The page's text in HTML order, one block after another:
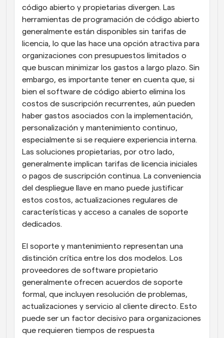
código abierto y propietarias divergen. Las
herramientas de programación de código abierto
generalmente están disponibles sin tarifas de
licencia, lo que las hace una opción atractiva para
organizaciones con presupuestos limitados o
que buscan minimizar los gastos a largo plazo. Sin
embargo, es importante tener en cuenta que, si
bien el software de código abierto elimina los
costos de suscripción recurrentes, aún pueden
haber gastos asociados con la implementación,
personalización y mantenimiento continuo,
especialmente si se requiere experiencia interna.
Las soluciones propietarias, por otro lado,
generalmente implican tarifas de licencia iniciales
o pagos de suscripción continua. La conveniencia
del despliegue llave en mano puede justificar
estos costos, actualizaciones regulares de
características y acceso a canales de soporte
dedicados.
El soporte y mantenimiento representan una
distinción crítica entre los dos modelos. Los
proveedores de software propietario
generalmente ofrecen acuerdos de soporte
formal, que incluyen resolución de problemas,
actualizaciones y servicio al cliente directo. Esto
puede ser un factor decisivo para organizaciones
que requieren tiempos de respuesta